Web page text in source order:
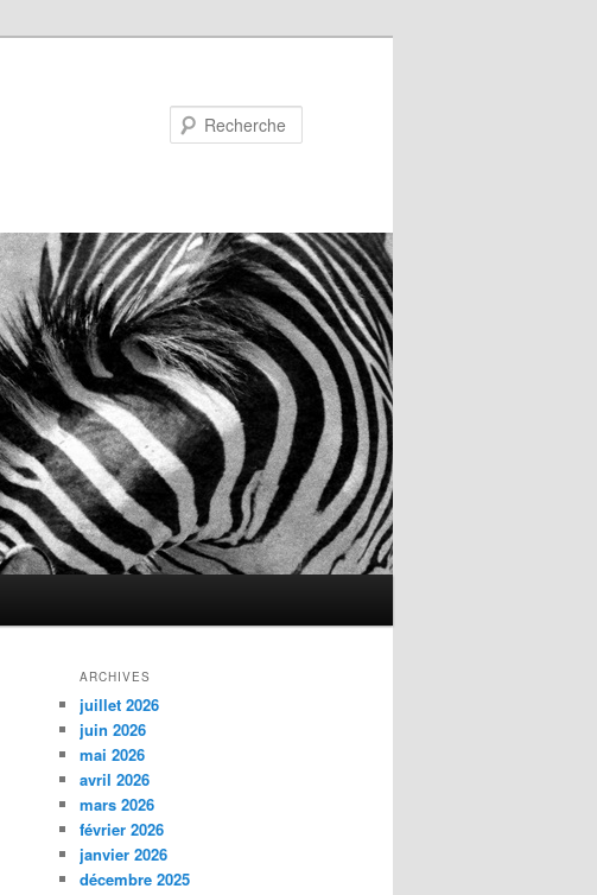
ARCHIVES
juillet 2026
juin 2026
mai 2026
avril 2026
mars 2026
février 2026
janvier 2026
décembre 2025